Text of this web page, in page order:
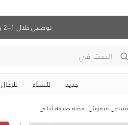
توصيل خلال 1–2 يوم
البحث في
جديد للنساء للرجال
قميص منقوش بقصة ضيقة كحلي